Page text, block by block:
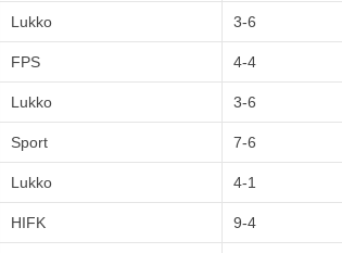
Lukko 3-6
FPS 4-4
Lukko 3-6
Sport 7-6
Lukko 4-1
HIFK 9-4